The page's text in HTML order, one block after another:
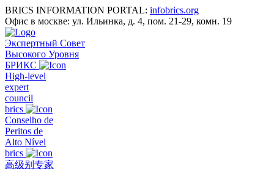
BRICS INFORMATION PORTAL: infobrics.org
Офис в москве: ул. Ильинка, д. 4, пом. 21-29, комн. 19
Экспертный Совет
Высокого Уровня
БРИКС
High-level
expert
council
brics
Conselho de
Peritos de
Alto Nível
brics
高级别专家